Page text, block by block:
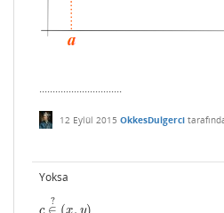
...............................
12 Eylül 2015 OkkesDulgerci
Yoksa
c ∈
?
(x, y)